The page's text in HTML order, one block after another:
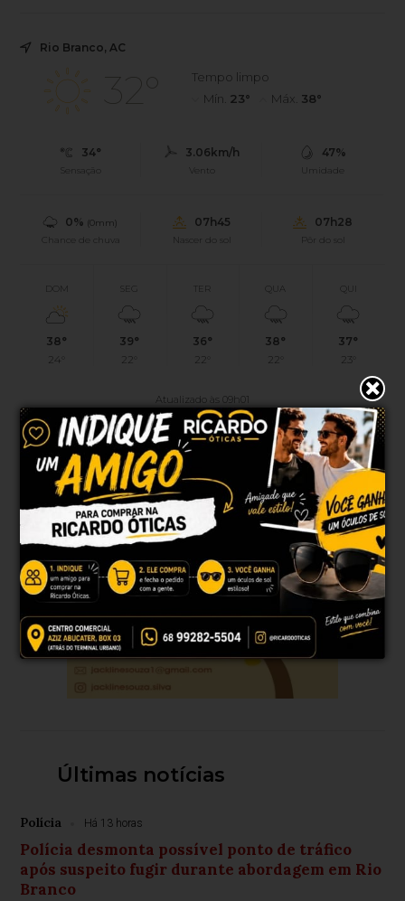
Rio Branco, AC
32°
Tempo limpo
Mín. 23° Máx. 38°
34°
Sensação
3.06km/h
Vento
47%
Umidade
0% (0mm)
Chance de chuva
07h45
Nascer do sol
07h28
Pôr do sol
DOM
38°
24°
SEG
39°
22°
TER
36°
22°
QUA
38°
22°
37°
23°
Atualizado às 09h01
PUBLICIDADE
Últimas notícias
Polícia Há 13 horas
Polícia desmonta possível ponto de tráfico
após suspeito fugir durante abordagem em Rio
Branco